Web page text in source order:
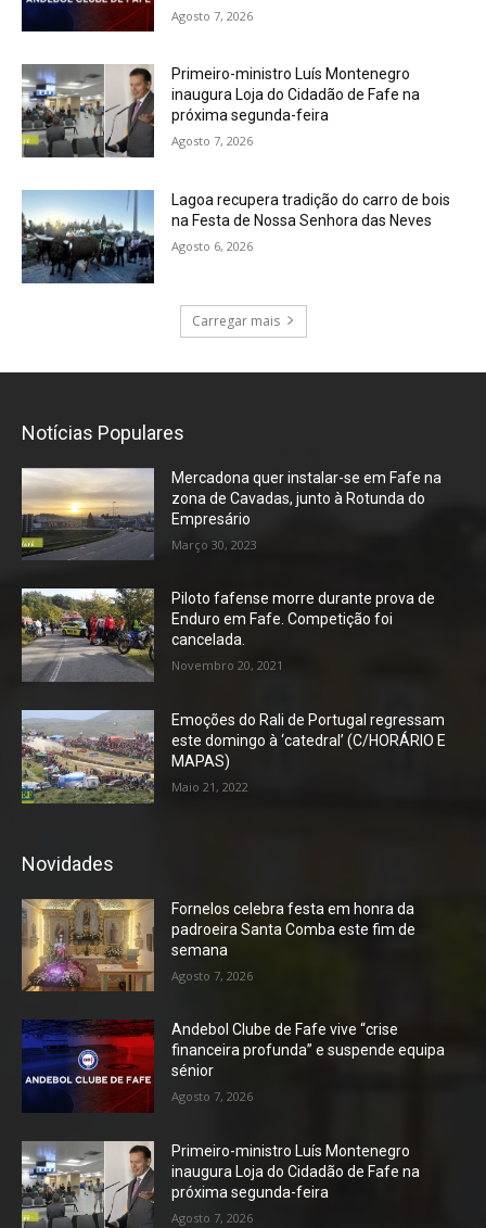
Agosto 7, 2026
Primeiro-ministro Luís Montenegro
inaugura Loja do Cidadão de Fafe na
próxima segunda-feira
Agosto 7, 2026
Lagoa recupera tradição do carro de bois
na Festa de Nossa Senhora das Neves
Agosto 6, 2026
Carregar mais
Notícias Populares
Mercadona quer instalar-se em Fafe na
zona de Cavadas, junto à Rotunda do
Empresário
Março 30, 2023
Piloto fafense morre durante prova de
Enduro em Fafe. Competição foi
cancelada.
Novembro 20, 2021
Emoções do Rali de Portugal regressam
este domingo à ‘catedral’ (C/HORÁRIO E
MAPAS)
Maio 21, 2022
Novidades
Fornelos celebra festa em honra da
padroeira Santa Comba este fim de
semana
Agosto 7, 2026
Andebol Clube de Fafe vive “crise
financeira profunda” e suspende equipa
sénior
Agosto 7, 2026
Primeiro-ministro Luís Montenegro
inaugura Loja do Cidadão de Fafe na
próxima segunda-feira
Agosto 7, 2026